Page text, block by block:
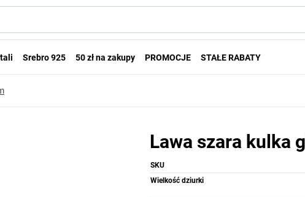
Srebro 925 50 zł na zakupy PROMOCJE STAŁE RABATY
Lawa szara kulka
SKU
Wielkość dziurki